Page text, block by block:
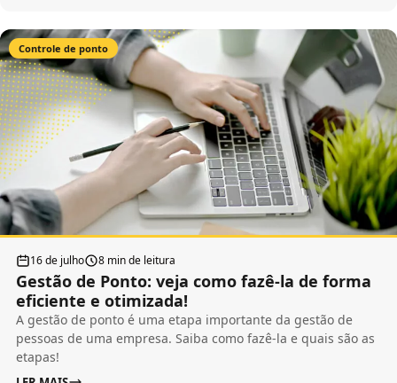
Controle de ponto
16 de julho 8 min de leitura
Gestão de Ponto: veja como fazê-la de forma
eficiente e otimizada!
A gestão de ponto é uma etapa importante da gestão de
pessoas de uma empresa. Saiba como fazê-la e quais são as
etapas!